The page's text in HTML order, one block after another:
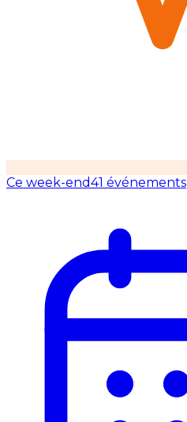
Ce week-end41 événements